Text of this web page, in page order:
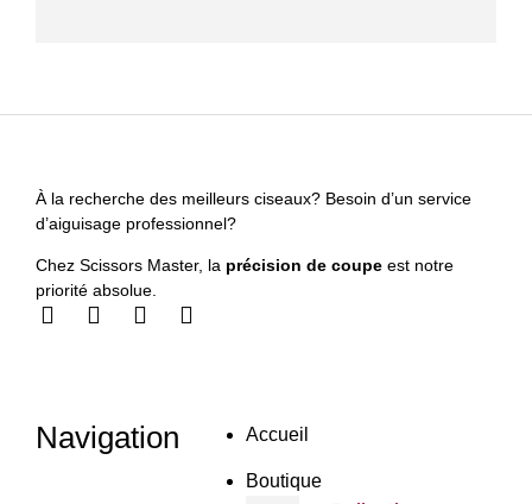
À la recherche des meilleurs ciseaux? Besoin d’un service
d’aiguisage professionnel?
Chez Scissors Master, la précision de coupe est notre
priorité absolue.
Navigation Accueil
Boutique